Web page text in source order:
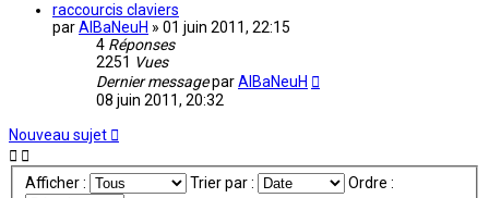
raccourcis claviers
parAlBaNeuH » 01 juin 2011, 22:15
4 Réponses
2251 Vues
Dernier messageparAlBaNeuH
08 juin 2011, 20:32
Nouveau sujet
Afficher : Trier par : Ordre :